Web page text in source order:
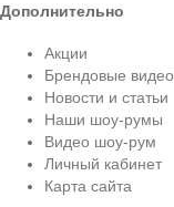
Дополнительно
Акции
Брендовые видео
Новости и статьи
Наши шоу-румы
Видео шоу-рум
Личный кабинет
Карта сайта